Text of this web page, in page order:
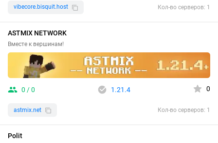
vibecore.bisquit.host Кол-во серверов: 1
ASTMIX NETWORK
Вместе к вершинам!
0 / 0 1.21.4 0
astmix.net Кол-во серверов: 1
Polit